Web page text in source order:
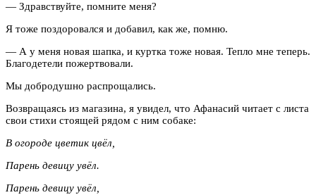
— Здравствуйте, помните меня?
Я тоже поздоровался и добавил, как же, помню.
— А у меня новая шапка, и куртка тоже новая. Тепло мне теперь.
Благодетели пожертвовали.
Мы добродушно распрощались.
Возвращаясь из магазина, я увидел, что Афанасий читает с листа
свои стихи стоящей рядом с ним собаке:
В огороде цветик цвёл,
Парень девицу увёл.
Парень девицу увёл,